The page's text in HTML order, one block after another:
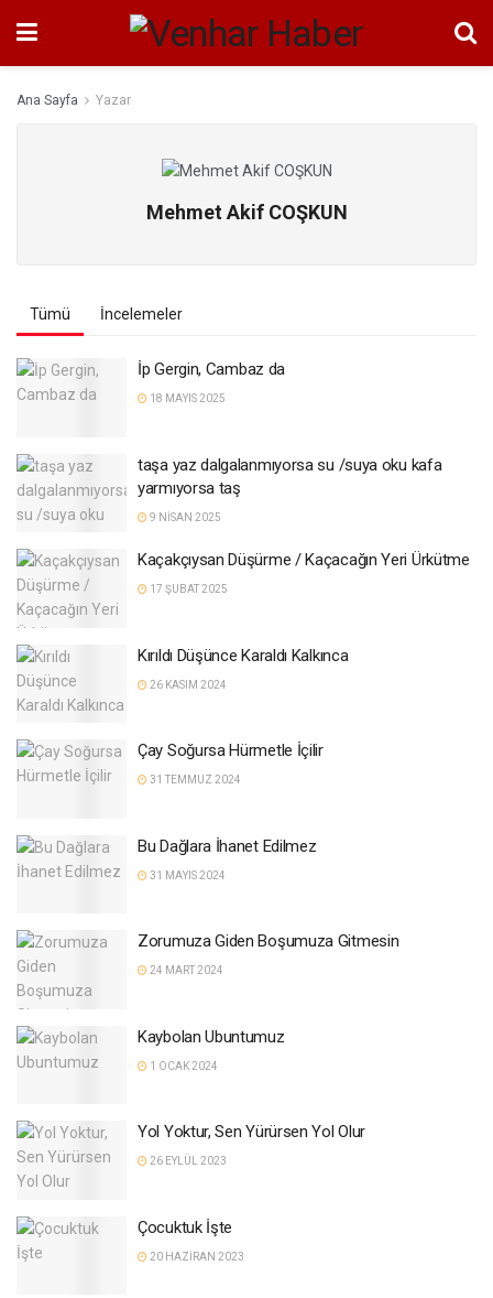
Ana Sayfa Yazar
Mehmet Akif COŞKUN
Tümü İncelemeler
İp Gergin, Cambaz da
18 MAYIS 2025
taşa yaz dalgalanmıyorsa su /suya oku kafa
yarmıyorsa taş
9 NISAN 2025
Kaçakçıysan Düşürme / Kaçacağın Yeri Ürkütme
17 ŞUBAT 2025
Kırıldı Düşünce Karaldı Kalkınca
26 KASIM 2024
Çay Soğursa Hürmetle İçilir
31 TEMMUZ 2024
Bu Dağlara İhanet Edilmez
31 MAYIS 2024
Zorumuza Giden Boşumuza Gitmesin
24 MART 2024
Kaybolan Ubuntumuz
1 OCAK 2024
Yol Yoktur, Sen Yürürsen Yol Olur
26 EYLÜL 2023
Çocuktuk İşte
20 HAZIRAN 2023